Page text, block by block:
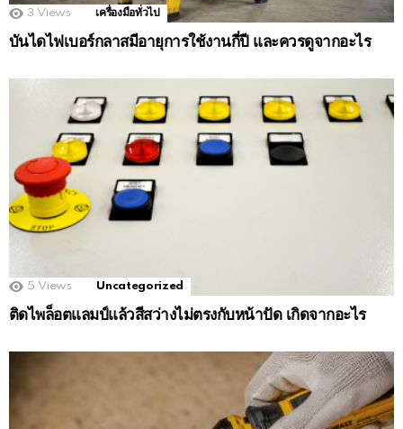
3 Views เครื่องมือทั่วไป
บันไดไฟเบอร์กลาสมีอายุการใช้งานกี่ปี และควรดูจากอะไร
5 Views Uncategorized
ติดไพล็อตแลมป์แล้วสีสว่างไม่ตรงกับหน้าปัด เกิดจากอะไร